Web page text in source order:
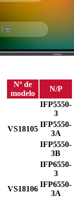
Nº de
modelo
N/P
VS18105
IFP5550-
3
IFP5550-
3A
IFP5550-
3B
VS18106
IFP6550-
3
IFP6550-
3A